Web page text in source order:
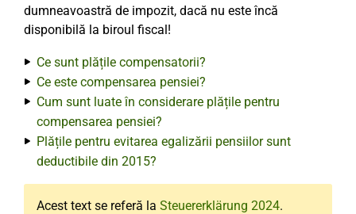
dumneavoastră de impozit, dacă nu este încă
disponibilă la biroul fiscal!
Ce sunt plățile compensatorii?
Ce este compensarea pensiei?
Cum sunt luate în considerare plățile pentru
compensarea pensiei?
Plățile pentru evitarea egalizării pensiilor sunt
deductibile din 2015?
Acest text se referă la Steuererklärung 2024.